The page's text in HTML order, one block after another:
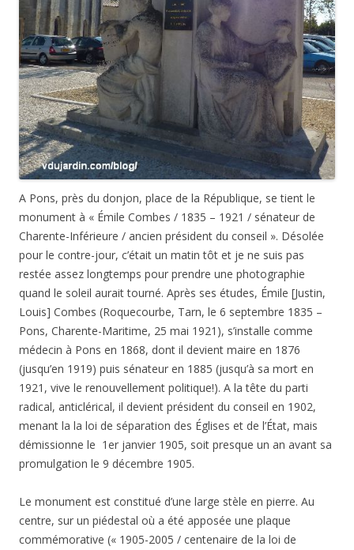
A Pons, près du donjon, place de la République, se tient le
monument à « Émile Combes / 1835 – 1921 / sénateur de
Charente-Inférieure / ancien président du conseil ». Désolée
pour le contre-jour, c’était un matin tôt et je ne suis pas
restée assez longtemps pour prendre une photographie
quand le soleil aurait tourné. Après ses études, Émile [Justin,
Louis] Combes (Roquecourbe, Tarn, le 6 septembre 1835 –
Pons, Charente-Maritime, 25 mai 1921), s’installe comme
médecin à Pons en 1868, dont il devient maire en 1876
(jusqu’en 1919) puis sénateur en 1885 (jusqu’à sa mort en
1921, vive le renouvellement politique!). A la tête du parti
radical, anticlérical, il devient président du conseil en 1902,
menant la la loi de séparation des Églises et de l’État, mais
démissionne le 1er janvier 1905, soit presque un an avant sa
promulgation le 9 décembre 1905.
Le monument est constitué d’une large stèle en pierre. Au
centre, sur un piédestal où a été apposée une plaque
commémorative (« 1905-2005 / centenaire de la loi de